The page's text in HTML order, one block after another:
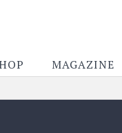
MAGAZINE